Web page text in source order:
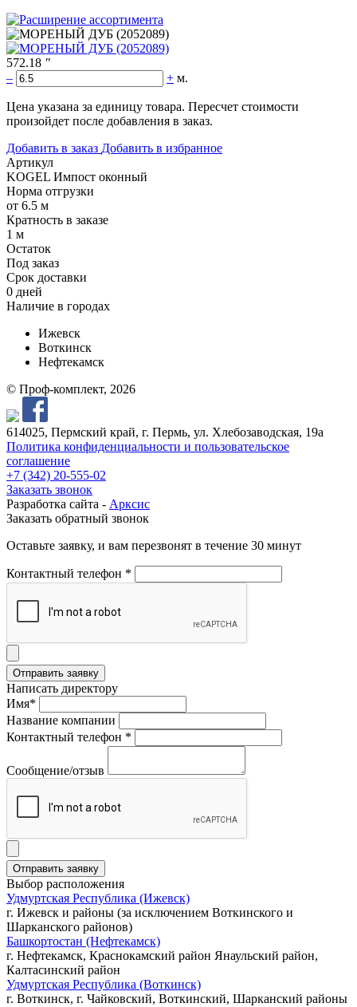
572.18 "
–
+ м.
Цена указана за единицу товара. Пересчет стоимости
произойдет после добавления в заказ.
Добавить в заказ Добавить в избранное
Артикул
KOGEL Импост оконный
Норма отгрузки
от 6.5 м
Кратность в заказе
1 м
Остаток
Под заказ
Срок доставки
0 дней
Наличие в городах
Ижевск
Воткинск
Нефтекамск
© Проф-комплект, 2026
614025, Пермский край, г. Пермь, ул. Хлебозаводская, 19а
Политика конфиденциальности и пользовательское
соглашение
+7 (342) 20-555-02
Заказать звонок
Разработка сайта - Арксис
Заказать обратный звонок
Оставьте заявку, и вам перезвонят в течение 30 минут
Контактный телефон *
Написать директору
Имя*
Название компании
Контактный телефон *
Сообщение/отзыв
Выбор расположения
Удмуртская Республика (Ижевск)
г. Ижевск и районы (за исключением Воткинского и
Шарканского районов)
Башкортостан (Нефтекамск)
г. Нефтекамск, Краснокамский район Янаульский район,
Калтасинский район
Удмуртская Республика (Воткинск)
г. Воткинск, г. Чайковский, Воткинский, Шарканский районы